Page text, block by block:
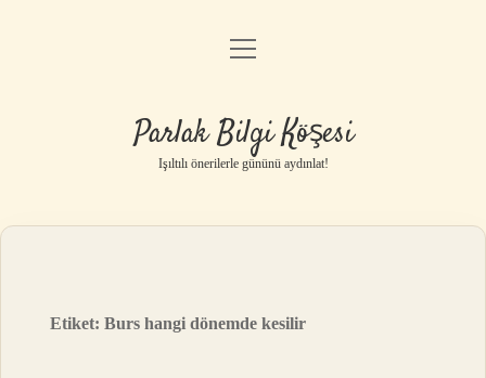
Anasayfa
Yasal Uyarı
menüyü
Parlak Bilgi Köşesi
Işıltılı önerilerle gününü aydınlat!
Etiket:Burs hangi dönemde kesilir